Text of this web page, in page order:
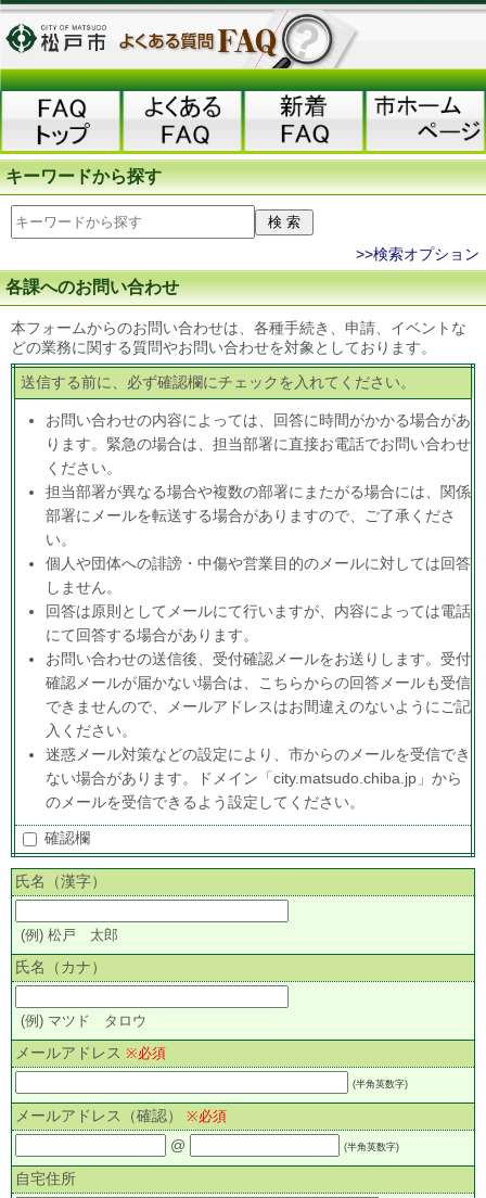
キーワードから探す
>>検索オプション
各課へのお問い合わせ
本フォームからのお問い合わせは、各種手続き、申請、イベントな
どの業務に関する質問やお問い合わせを対象としております。
送信する前に、必ず確認欄にチェックを入れてください。
お問い合わせの内容によっては、回答に時間がかかる場合があ
ります。緊急の場合は、担当部署に直接お電話でお問い合わせ
ください。
担当部署が異なる場合や複数の部署にまたがる場合には、関係
部署にメールを転送する場合がありますので、ご了承くださ
い。
個人や団体への誹謗・中傷や営業目的のメールに対しては回答
しません。
回答は原則としてメールにて行いますが、内容によっては電話
にて回答する場合があります。
お問い合わせの送信後、受付確認メールをお送りします。受付
確認メールが届かない場合は、こちらからの回答メールも受信
できませんので、メールアドレスはお間違えのないようにご記
入ください。
迷惑メール対策などの設定により、市からのメールを受信でき
ない場合があります。ドメイン「city.matsudo.chiba.jp」から
のメールを受信できるよう設定してください。
確認欄
氏名（漢字）
(例) 松戸 太郎
氏名（カナ）
(例) マツド タロウ
メールアドレス ※必須
(半角英数字)
メールアドレス（確認） ※必須
@ (半角英数字)
自宅住所